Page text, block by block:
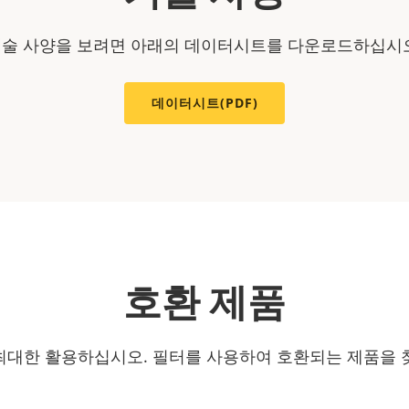
사양을 보려면 아래의 데이터시트를 다운로드하십시
데이터시트(PDF)
호환 제품
대한 활용하십시오. 필터를 사용하여 호환되는 제품을